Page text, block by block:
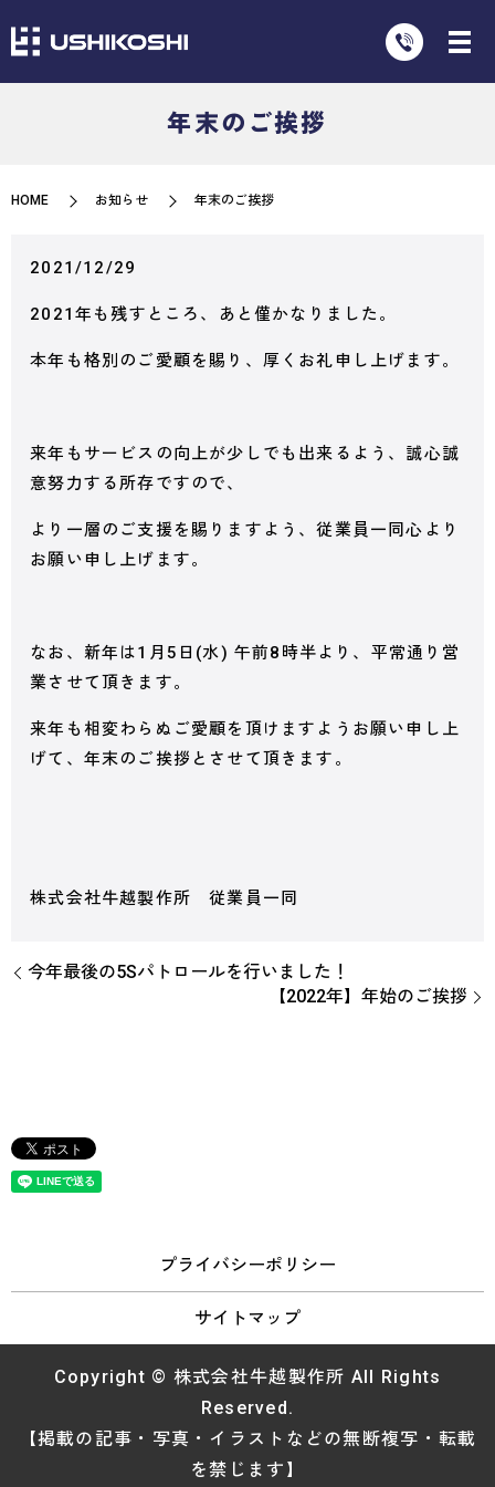
年末のご挨拶
HOME お知らせ 年末のご挨拶
2021/12/29
2021年も残すところ、あと僅かなりました。
本年も格別のご愛顧を賜り、厚くお礼申し上げます。
来年もサービスの向上が少しでも出来るよう、誠心誠
意努力する所存ですので、
より一層のご支援を賜りますよう、従業員一同心より
お願い申し上げます。
なお、新年は1月5日(水) 午前8時半より、平常通り営
業させて頂きます。
来年も相変わらぬご愛顧を頂けますようお願い申し上
げて、年末のご挨拶とさせて頂きます。
株式会社牛越製作所 従業員一同
今年最後の5Sパトロールを行いました！
【2022年】年始のご挨拶
プライバシーポリシー
サイトマップ
Copyright © 株式会社牛越製作所 All Rights
Reserved.
【掲載の記事・写真・イラストなどの無断複写・転載
を禁じます】